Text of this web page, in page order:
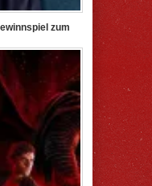
zum